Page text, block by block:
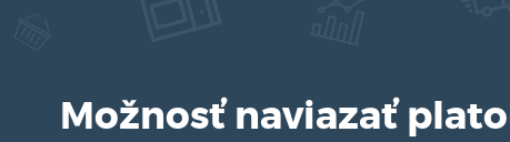
Možnosť naviazať